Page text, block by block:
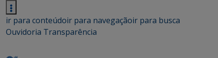
ir para conteúdoir para navegaçãoir para busca
Ouvidoria Transparência